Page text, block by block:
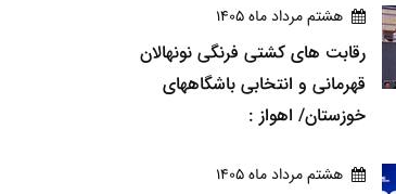
هشتم مرداد ماه 1405
رقابت های کشتی فرنگی نونهالان
قهرمانی و انتخابی باشگاههای
خوزستان/ اهواز :
هشتم مرداد ماه 1405